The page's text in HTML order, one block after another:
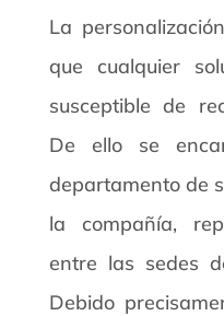
La
que cualquier
susceptible de
De ello se
departamento de
la compañía,
entre las sedes
Debido